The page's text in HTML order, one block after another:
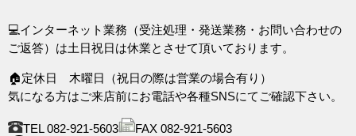
💻インターネット業務（受注処理・発送業務・お問い合わせの
ご返答）は土日祝日は休業とさせて頂いております。
🏠定休日 木曜日（祝日の際は営業の場合有り）
気になる方はご来店前にお電話や各種SNSにてご確認下さい。
TEL 082-921-5603
FAX 082-921-5603